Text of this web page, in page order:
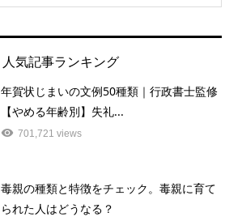
人気記事ランキング
年賀状じまいの文例50種類｜行政書士監修
【やめる年齢別】失礼...
701,721 views
毒親の種類と特徴をチェック。毒親に育て
られた人はどうなる？